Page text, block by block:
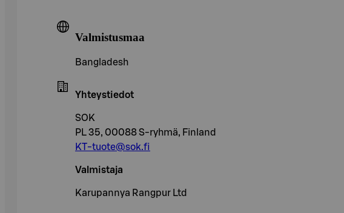
Valmistusmaa
Bangladesh
Yhteystiedot
SOK
PL 35, 00088 S-ryhmä, Finland
KT-tuote@sok.fi
Valmistaja
Karupannya Rangpur Ltd